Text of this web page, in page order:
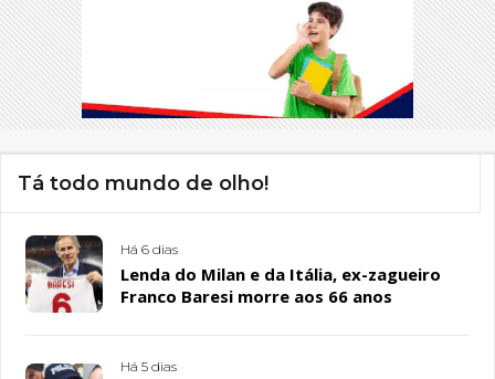
Tá todo mundo de olho!
Há 6 dias
Lenda do Milan e da Itália, ex-zagueiro
Franco Baresi morre aos 66 anos
Há 5 dias